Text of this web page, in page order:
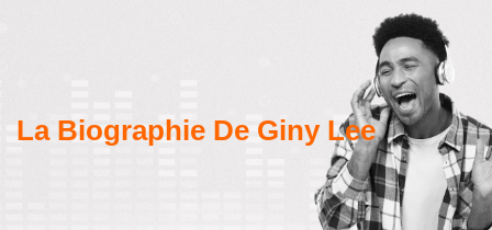
La Biographie De Giny Lee